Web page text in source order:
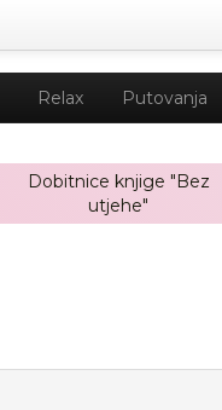
Relax Putovanja
Dobitnice knjige "Bez
utjehe"